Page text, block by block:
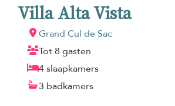
Villa Alta Vista
Grand Cul de Sac
Tot 8 gasten
4 slaapkamers
3 badkamers